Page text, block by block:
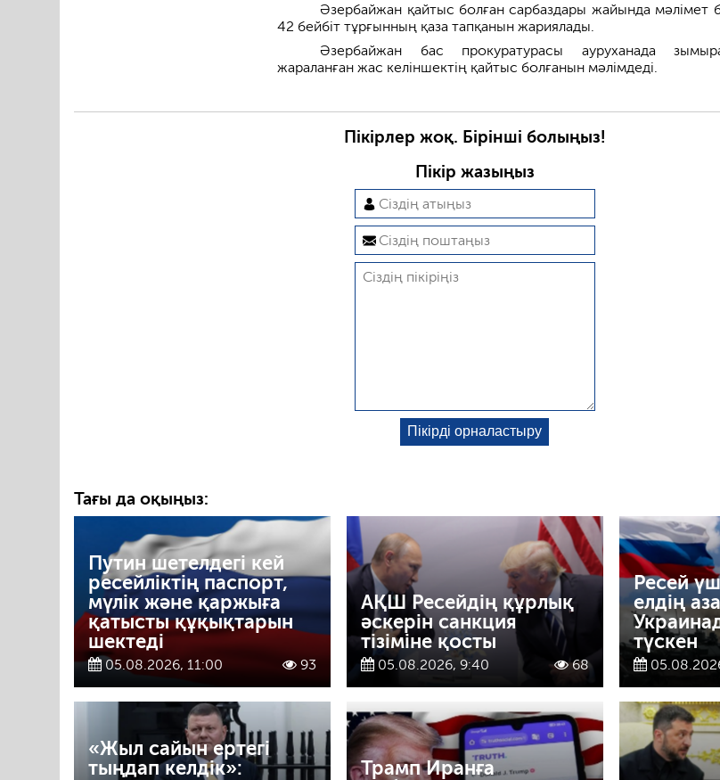
Әзербайжан қайтыс болған сарбаздары жайында мәлімет
42 бейбіт тұрғынның қаза тапқанын жариялады.
Әзербайжан бас прокуратурасы ауруханада
жараланған жас келіншектің қайтыс болғанын мәлімдеді.
Пікірлер жоқ. Бірінші болыңыз!
Пікір жазыңыз
Тағы да оқыңыз:
Путин шетелдегі кей
ресейліктің паспорт,
мүлік және қаржыға
қатысты құқықтарын
шектеді
05.08.2026, 11:00 93
АҚШ Ресейдің құрлық
әскерін санкция
тізіміне қосты
05.08.2026, 9:40 68
Ресей
елдің
түскен
«Жыл сайын ертегі
тыңдап келдік»:
Трамп Иранға